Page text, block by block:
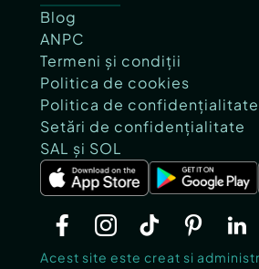
Blog
ANPC
Termeni și condiții
Politica de cookies
Politica de confidențialitate
Setări de confidențialitate
SAL și SOL
Acest site este creat si